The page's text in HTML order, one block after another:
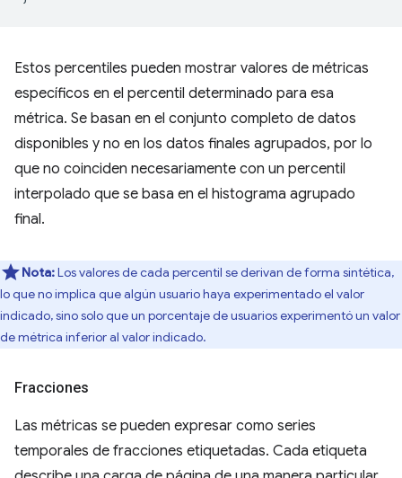
Estos percentiles pueden mostrar valores de métricas
específicos en el percentil determinado para esa
métrica. Se basan en el conjunto completo de datos
disponibles y no en los datos finales agrupados, por lo
que no coinciden necesariamente con un percentil
interpolado que se basa en el histograma agrupado
final.
Nota:Los valores de cada percentil se derivan de forma sintética,
lo que no implica que algún usuario haya experimentado el valor
indicado, sino solo que un porcentaje de usuarios experimentó un valor
de métrica inferior al valor indicado.
Fracciones
Las métricas se pueden expresar como series
temporales de fracciones etiquetadas. Cada etiqueta